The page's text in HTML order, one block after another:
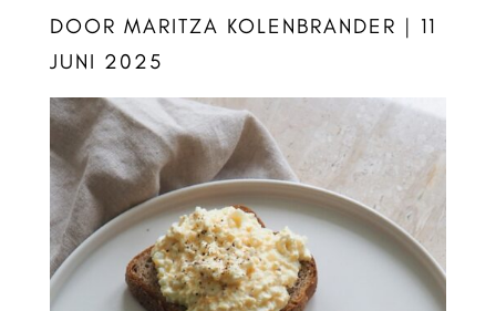
DOOR MARITZA KOLENBRANDER | 11
JUNI 2025